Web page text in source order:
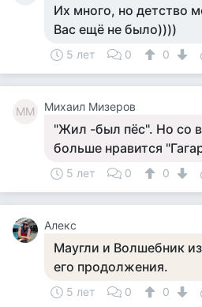
Их много, но детство
Вас ещё не было))))
5 лет 0 0
ММ Михаил Мизеров
"Жил -был пёс". Но со
больше нравится
5 лет 0 0
Алекс
Маугли и Волшебник
его продолжения.
5 лет 0 0